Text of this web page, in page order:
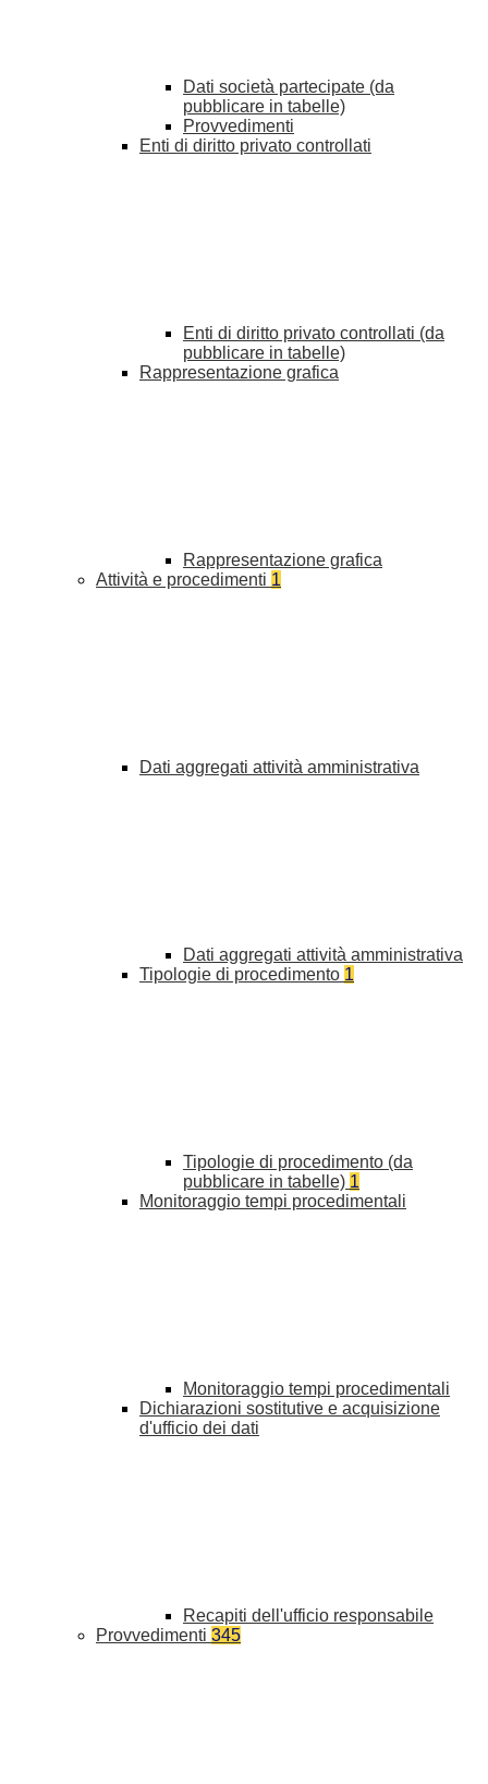
Dati società partecipate (da
pubblicare in tabelle)
Provvedimenti
Enti di diritto privato controllati
Enti di diritto privato controllati (da
pubblicare in tabelle)
Rappresentazione grafica
Rappresentazione grafica
Attività e procedimenti 1
Dati aggregati attività amministrativa
Dati aggregati attività amministrativa
Tipologie di procedimento 1
Tipologie di procedimento (da
pubblicare in tabelle) 1
Monitoraggio tempi procedimentali
Monitoraggio tempi procedimentali
Dichiarazioni sostitutive e acquisizione
d'ufficio dei dati
Recapiti dell'ufficio responsabile
Provvedimenti 345